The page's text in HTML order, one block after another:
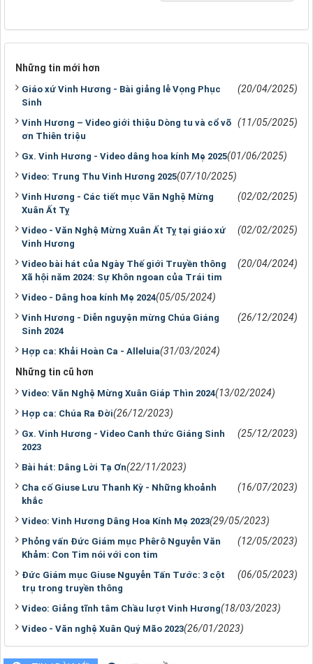
Những tin mới hơn
Giáo xứ Vinh Hương - Bài giảng lễ Vọng Phục
Sinh
(20/04/2025)
Vinh Hương – Video giới thiệu Dòng tu và cổ võ
ơn Thiên triệu
(11/05/2025)
Gx. Vinh Hương - Video dâng hoa kính Mẹ 2025(01/06/2025)
Video: Trung Thu Vinh Hương 2025(07/10/2025)
Vinh Hương - Các tiết mục Văn Nghệ Mừng
Xuân Ất Tỵ
(02/02/2025)
Video - Văn Nghệ Mừng Xuân Ất Tỵ tại giáo xứ
Vinh Hương
(02/02/2025)
Video bài hát của Ngày Thế giới Truyền thông
Xã hội năm 2024: Sự Khôn ngoan của Trái tim
(20/04/2024)
Video - Dâng hoa kính Mẹ 2024(05/05/2024)
Vinh Hương - Diễn nguyện mừng Chúa Giáng
Sinh 2024
(26/12/2024)
Hợp ca: Khải Hoàn Ca - Alleluia(31/03/2024)
Những tin cũ hơn
Video: Văn Nghệ Mừng Xuân Giáp Thìn 2024(13/02/2024)
Hợp ca: Chúa Ra Đời(26/12/2023)
Gx. Vinh Hương - Video Canh thức Giáng Sinh
2023
(25/12/2023)
Bài hát: Dâng Lời Tạ Ơn(22/11/2023)
Cha cố Giuse Lưu Thanh Kỳ - Những khoảnh
khắc
(16/07/2023)
Video: Vinh Hương Dâng Hoa Kính Mẹ 2023(29/05/2023)
Phỏng vấn Đức Giám mục Phêrô Nguyễn Văn
Khảm: Con Tim nói với con tim
(12/05/2023)
Đức Giám mục Giuse Nguyễn Tấn Tước: 3 cột
trụ trong truyền thông
(06/05/2023)
Video: Giảng tĩnh tâm Chầu lượt Vinh Hương(18/03/2023)
Video - Văn nghệ Xuân Quý Mão 2023(26/01/2023)